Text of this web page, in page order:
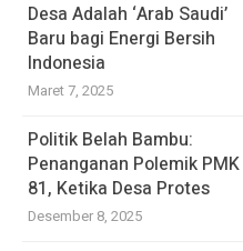
Desa Adalah ‘Arab Saudi’
Baru bagi Energi Bersih
Indonesia
Maret 7, 2025
Politik Belah Bambu:
Penanganan Polemik PMK
81, Ketika Desa Protes
Desember 8, 2025